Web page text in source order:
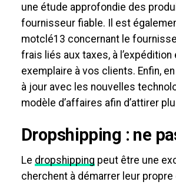
une étude approfondie des
fournisseur fiable. Il est
motclé13 concernant le
frais liés aux taxes, à
exemplaire à vos clients. Enfin,
à jour avec les nouvelles
modèle d’affaires afin d’attirer
Dropshipping : ne
Le dropshipping peut être une
cherchent à démarrer leur